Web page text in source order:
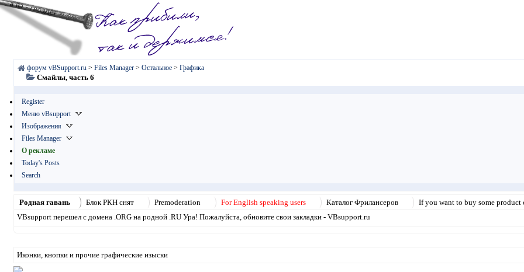
форум vBSupport.ru > Files Manager > Остальное > Графика
Смайлы, часть 6
Register
Меню vBsupport
Изображения
Files Manager
О рекламе
Today's Posts
Search
Родная гавань Блок РКН снят Premoderation For English speaking users Каталог Фрилансеров If you want to buy some product
VBsupport перешел с домена .ORG на родной .RU Ура! Пожалуйста, обновите свои закладки - VBsupport.ru
Иконки, кнопки и прочие графические изыски